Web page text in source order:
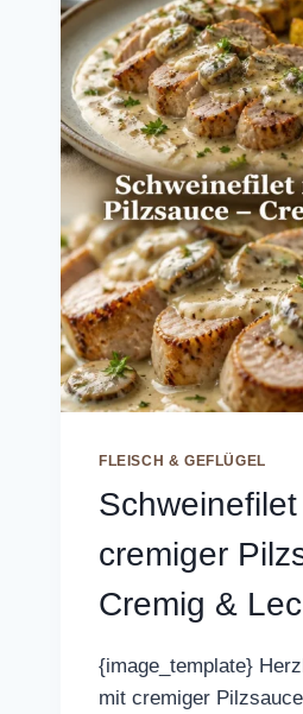
FLEISCH & GEFLÜGEL
cremiger
Cremig &
{image_template}
mit cremiger